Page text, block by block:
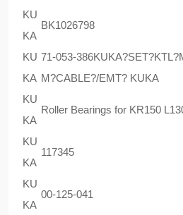
KU
KA
BK1026798
KU
KA
71-053-
M?CABLE?/EMT? KUKA
KU
KA
Roller Bearings for KR150
KU
KA
117345
KU
KA
00-125-041